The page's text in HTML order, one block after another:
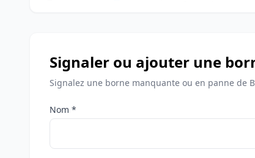
Signaler ou ajouter une
Signalez une borne manquante ou en panne de
Nom *